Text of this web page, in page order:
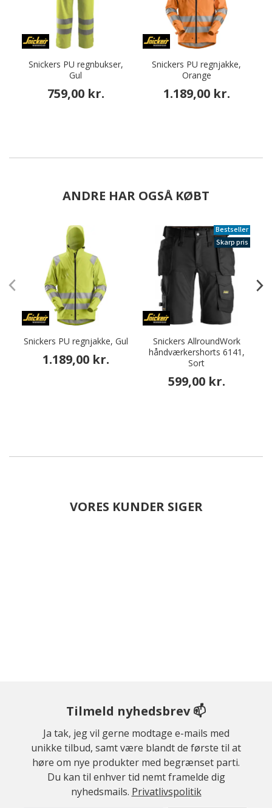
Snickers PU regnbukser,
Gul
759,00 kr.
Snickers PU regnjakke,
Orange
1.189,00 kr.
ANDRE HAR OGSÅ KØBT
Snickers PU regnjakke, Gul
1.189,00 kr.
Bestseller
Skarp pris
Snickers AllroundWork
håndværkershorts 6141,
Sort
599,00 kr.
VORES KUNDER SIGER
Tilmeld nyhedsbrev 📫
Ja tak, jeg vil gerne modtage e-mails med
unikke tilbud, samt være blandt de første til at
høre om nye produkter med begrænset parti.
Du kan til enhver tid nemt framelde dig
nyhedsmails. Privatlivspolitik